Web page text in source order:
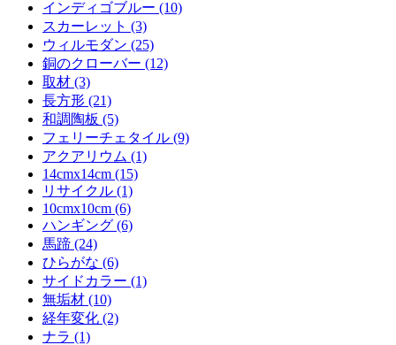
インディゴブルー (10)
スカーレット (3)
ウィルモダン (25)
銅のクローバー (12)
取材 (3)
長方形 (21)
和調陶板 (5)
フェリーチェタイル (9)
アクアリウム (1)
14cmx14cm (15)
リサイクル (1)
10cmx10cm (6)
ハンギング (6)
馬蹄 (24)
ひらがな (6)
サイドカラー (1)
無垢材 (10)
経年変化 (2)
ナラ (1)